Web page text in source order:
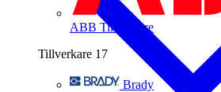
ABB Tillverkare
Tillverkare 17
Brady